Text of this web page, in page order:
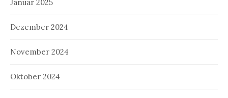
Januar 2025
Dezember 2024
November 2024
Oktober 2024